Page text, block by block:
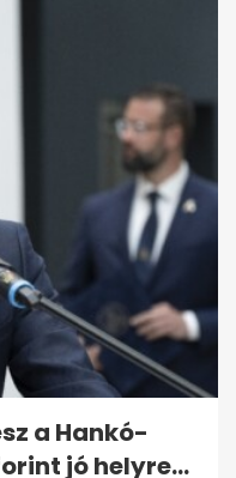
a Hankó-
jó helyre...